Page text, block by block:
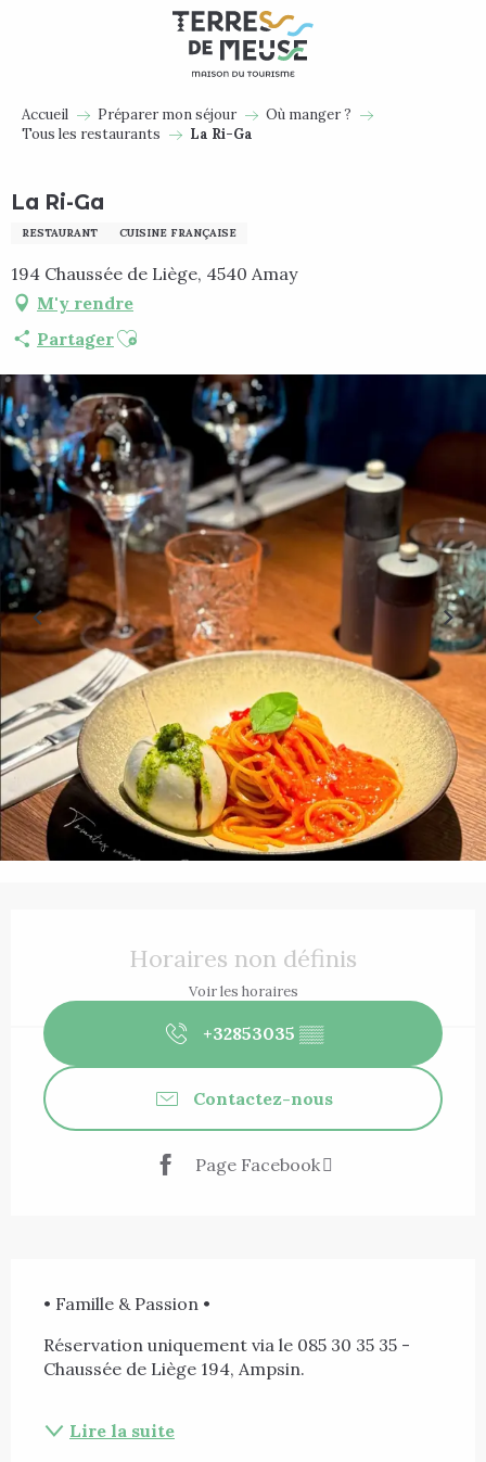
Accueil Préparer mon séjour
Où manger ?
Tous les restaurants
La Ri-Ga
La Ri-Ga
RESTAURANT CUISINE FRANÇAISE
194 Chaussée de Liège, 4540 Amay
M'y rendre
PartagerAjouter aux favoris
Horaires non définis
Voir les horaires
+32853035 ▒▒
Contactez-nous
Page Facebook
• Famille & Passion •
Réservation uniquement via le 085 30 35 35 -
Chaussée de Liège 194, Ampsin.
Lire la suite